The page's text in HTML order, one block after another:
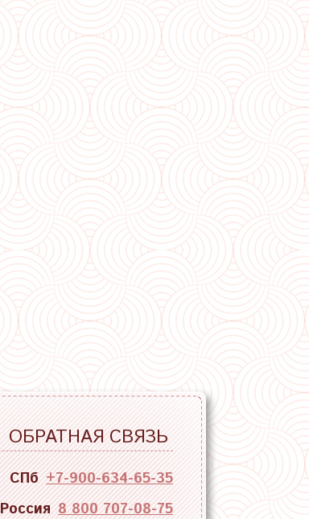
ОБРАТНАЯ СВЯЗЬ
СПб +7-900-634-65-35
Россия 8 800 707-08-75